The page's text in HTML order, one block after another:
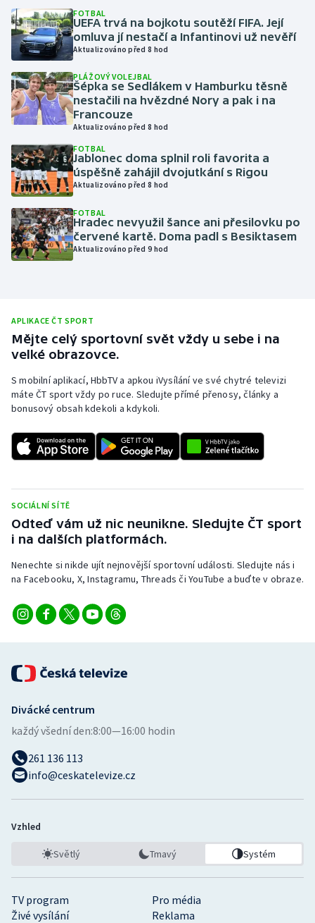
Gymnastika
Házená
Jezdectví
Judo
Krasobruslení
Lezení
Lyže a snowboard
Moderní pětiboj
Parasport
Plavání
Plážový volejbal
Ragby
Rychlostní kanoistika
Sportovní střelba
Stolní tenis
Veslování
Volejbal
FOTBAL
UEFA trvá na bojkotu soutěží FIFA. Její
omluva jí nestačí a Infantinovi už nevěří
Aktualizováno před 8 hod
PLÁŽOVÝ VOLEJBAL
Šépka se Sedlákem v Hamburku těsně
nestačili na hvězdné Nory a pak i na
Francouze
Aktualizováno před 8 hod
FOTBAL
Jablonec doma splnil roli favorita a
úspěšně zahájil dvojutkání s Rigou
Aktualizováno před 8 hod
FOTBAL
Hradec nevyužil šance ani přesilovku po
červené kartě. Doma padl s Besiktasem
Aktualizováno před 9 hod
APLIKACE ČT SPORT
Mějte celý sportovní svět vždy u sebe i na
velké obrazovce.
S mobilní aplikací, HbbTV a apkou iVysílání ve své chytré televizi
máte ČT sport vždy po ruce. Sledujte přímé přenosy, články a
bonusový obsah kdekoli a kdykoli.
SOCIÁLNÍ SÍTĚ
Odteď vám už nic neunikne. Sledujte ČT sport
i na dalších platformách.
Nenechte si nikde ujít nejnovější sportovní události. Sledujte nás i
na Facebooku, X, Instagramu, Threads či YouTube a buďte v obraze.
TV program
Pro média
Živé vysílání
Reklama
Divácké centrum
každý všední den:8:00—16:00 hodin
261 136 113
info@ceskatelevize.cz
Vzhled
Světlý Tmavý Systém